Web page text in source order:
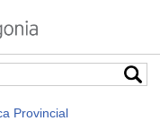
Provincial